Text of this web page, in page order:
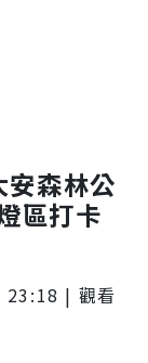
森林公
區打卡
| 觀看